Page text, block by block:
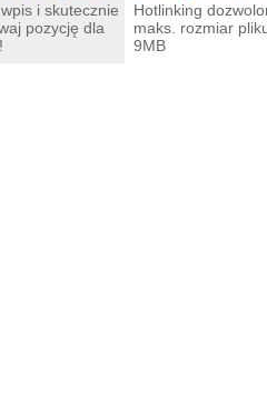
i skutecznie
pozycję dla
Hotlinking
maks. rozmiar
9MB